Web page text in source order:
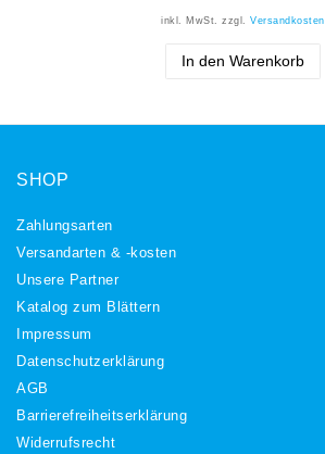
inkl. MwSt. zzgl.Versandkosten
In den Warenkorb
SHOP
Zahlungsarten
Versandarten & -kosten
Unsere Partner
Katalog zum Blättern
Impressum
Daten­schutz­erklärung
AGB
Barrierefreiheitserklärung
Widerrufs­recht